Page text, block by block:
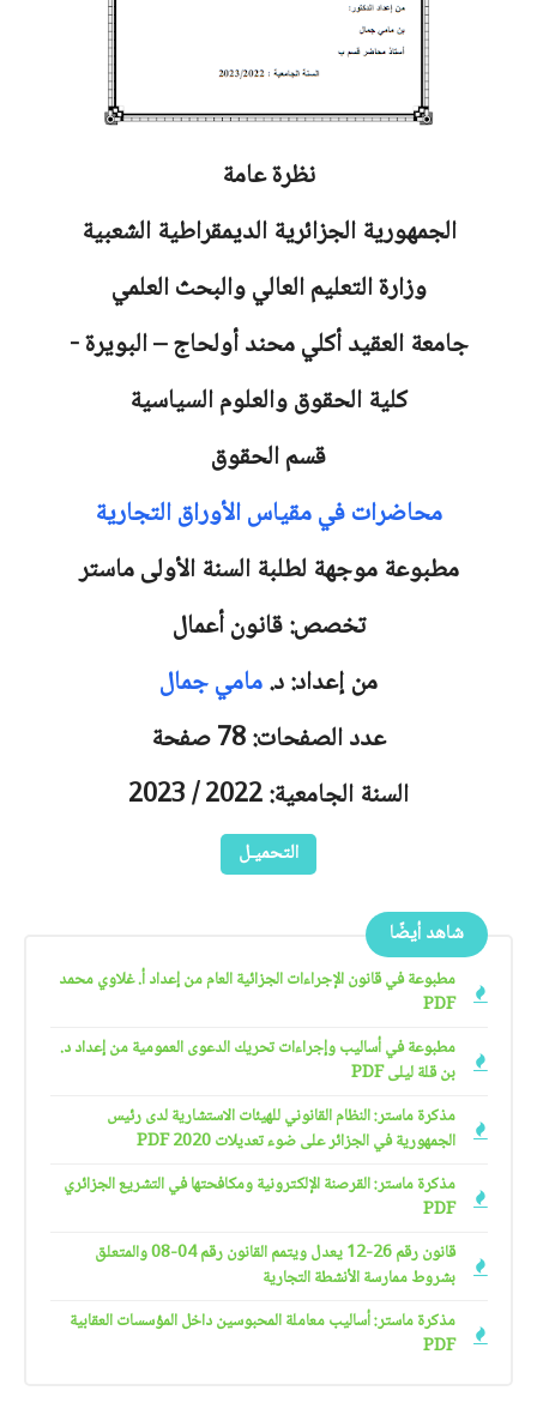
نظرة عامة
الجمهورية الجزائرية الديمقراطية الشعبية
وزارة التعليم العالي والبحث العلمي
جامعة العقيد أكلي محند أولحاج – البويرة -
كلية الحقوق والعلوم السياسية
قسم الحقوق
محاضرات في مقياس الأوراق التجارية
مطبوعة موجهة لطلبة السنة الأولى ماستر
تخصص: قانون أعمال
من إعداد: د.مامي جمال
عدد الصفحات: 78 صفحة
السنة الجامعية: 2022 / 2023
التحميـل
شاهد أيضًا
مطبوعة في قانون الإجراءات الجزائية العام من إعداد أ. غلاوي محمد
PDF
مطبوعة في أساليب وإجراءات تحريك الدعوى العمومية من إعداد د.
بن قلة ليلى PDF
مذكرة ماستر: النظام القانوني للهيئات الاستشارية لدى رئيس
الجمهورية في الجزائر على ضوء تعديلات 2020 PDF
مذكرة ماستر: القرصنة الإلكترونية ومكافحتها في التشريع الجزائري
PDF
قانون رقم 26-12 يعدل ويتمم القانون رقم 04-08 والمتعلق
بشروط ممارسة الأنشطة التجارية
مذكرة ماستر: أساليب معاملة المحبوسين داخل المؤسسات العقابية
PDF